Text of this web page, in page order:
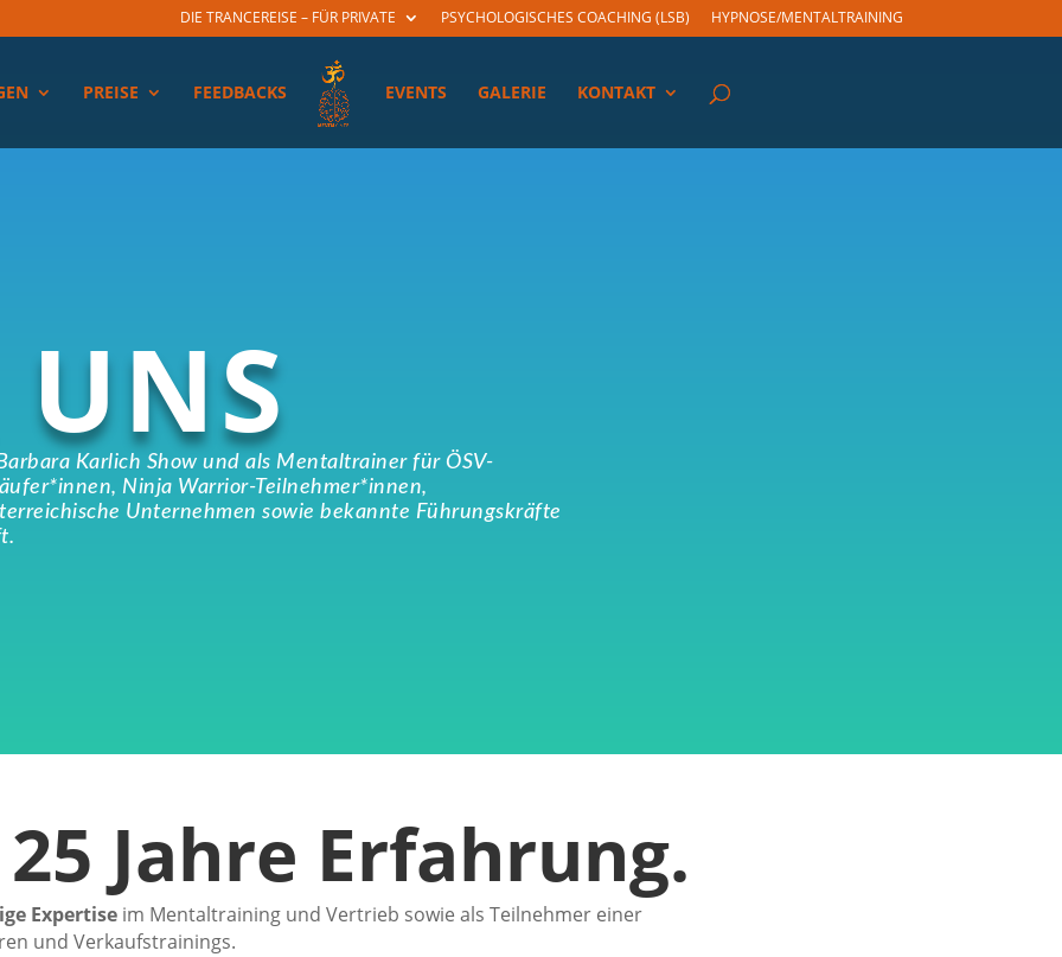
DIE TRANCEREISE – FÜR PRIVATE PSYCHOLOGISCHES COACHING (LSB) HYPNOSE/MENTALTRAINING
PREISE FEEDBACKS EVENTS GALERIE KONTAKT
Karlich Show und als Mentaltrainer für ÖSV-
Ninja Warrior-Teilnehmer*innen,
Unternehmen sowiebekannte Führungskräfte
Jahre Erfahrung.
Expertise im Mentaltraining und Vertrieb sowie als Teilnehmer einer
und Verkaufstrainings.